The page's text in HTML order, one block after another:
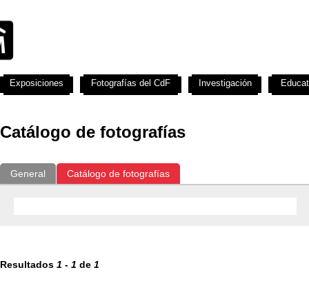
Catálogo de fotografías
General Catálogo de fotografías
Resultados 1 - 1 de 1
Exposiciones Fotografías del CdF Investigación